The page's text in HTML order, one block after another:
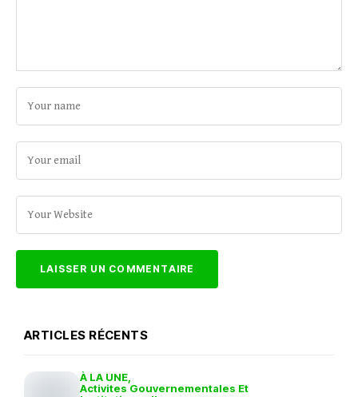
ARTICLES RÉCENTS
À LA UNE
Activites Gouvernementales Et